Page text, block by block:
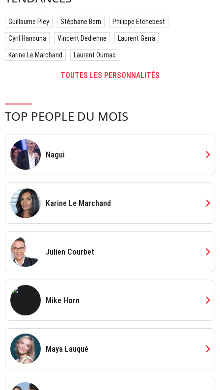
Guillaume Pley Stéphane Bern Philippe Etchebest
Cyril Hanouna Vincent Dedienne Laurent Gerra
Karine Le Marchand Laurent Ournac
TOUTES LES PERSONNALITÉS
TOP PEOPLE DU MOIS
Nagui chevron_right
Karine Le Marchand chevron_right
Julien Courbet chevron_right
Mike Horn chevron_right
Maya Lauqué chevron_right